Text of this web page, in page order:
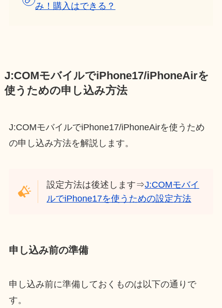
み！購入はできる？
J:COMモバイルでiPhone17/iPhoneAirを
使うための申し込み方法
J:COMモバイルでiPhone17/iPhoneAirを使うため
の申し込み方法を解説します。
設定方法は後述します⇒J:COMモバイ
ルでiPhone17を使うための設定方法
申し込み前の準備
申し込み前に準備しておくものは以下の通りで
す。